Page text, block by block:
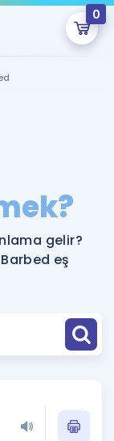
0
eğitim seni
gelir?
eş